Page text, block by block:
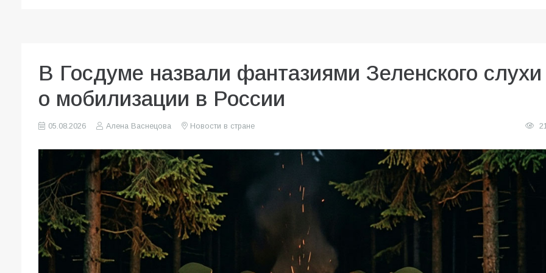
В Госдуме назвали фантазиями Зеленского слухи
о мобилизации в России
05.08.2026 Алена Васнецова Новости в стране